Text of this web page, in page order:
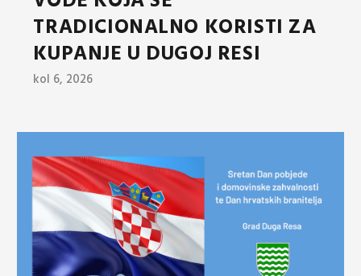
TRADICIONALNO KORISTI ZA
KUPANJE U DUGOJ RESI
kol 6, 2026